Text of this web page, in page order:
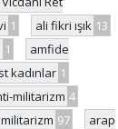
1 ali fikri ışık 13
1
amfide
kadınlar 1
militarizm 4
97
arap